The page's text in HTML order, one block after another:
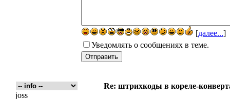
Re: штрихкоды в кореле-
joss
[далее...]
Уведомлять о сообщениях в теме.